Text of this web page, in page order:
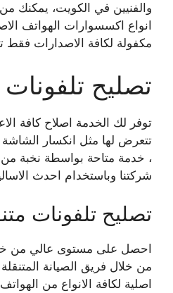
والفنيين في الكويت، يمكنك
انواع اكسسوارات الهواتف
مكفولة لكافة الاصدارات فقط
تصليح
توفر لك الخدمة اصلاح كافة
تتعرض لها مثل انكسار الشاشة
، خدمة متاحة بواسطة نخبة من
شركتنا وباستخدام احدث
تصليح تلفونات
احصل على مستوى عالي من
من خلال فريق الصيانة
اصلية لكافة الانواع من